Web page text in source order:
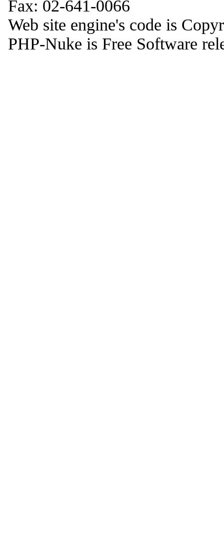
Fax: 02-641-0066
Web site engine's code is
PHP-Nuke is Free Software